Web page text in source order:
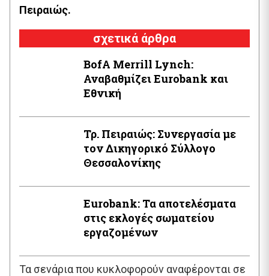
Πειραιώς.
σχετικά άρθρα
BofA Μerrill Lynch:
Αναβαθμίζει Eurobank και
Εθνική
Τρ. Πειραιώς: Συνεργασία με
τον Δικηγορικό Σύλλογο
Θεσσαλονίκης
Εurobank: Τα αποτελέσματα
στις εκλογές σωματείου
εργαζομένων
Τα σενάρια που κυκλοφορούν αναφέρονται σε